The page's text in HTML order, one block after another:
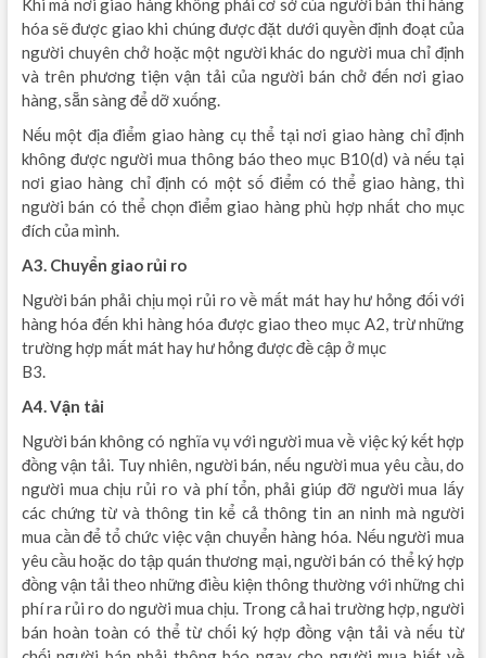
hóa sẽ được giao khi chúng được đặt dưới quyền định đoạt của
người chuyên chở hoặc một người khác do người mua chỉ định
và trên phương tiện vận tải của người bán chở đến nơi giao
hàng, sẵn sàng để dỡ xuống.
Nếu một địa điểm giao hàng cụ thể tại nơi giao hàng chỉ định
không được người mua thông báo theo mục B10(d) và nếu tại
nơi giao hàng chỉ định có một số điểm có thể giao hàng, thì
người bán có thể chọn điểm giao hàng phù hợp nhất cho mục
đích của mình.
A3. Chuyển giao rủi ro
Người bán phải chịu mọi rủi ro về mất mát hay hư hỏng đối với
hàng hóa đến khi hàng hóa được giao theo mục A2, trừ những
trường hợp mất mát hay hư hỏng được đề cập ở mục
B3.
A4. Vận tải
Người bán không có nghĩa vụ với người mua về việc ký kết hợp
đồng vận tải. Tuy nhiên, người bán, nếu người mua yêu cầu, do
người mua chịu rủi ro và phí tổn, phải giúp đỡ người mua lấy
các chứng từ và thông tin kể cả thông tin an ninh mà người
mua cần để tổ chức việc vận chuyển hàng hóa. Nếu người mua
yêu cầu hoặc do tập quán thương mại, người bán có thể ký hợp
đồng vận tải theo những điều kiện thông thường với những chi
phí ra rủi ro do người mua chịu. Trong cả hai trường hợp, người
bán hoàn toàn có thể từ chối ký hợp đồng vận tải và nếu từ